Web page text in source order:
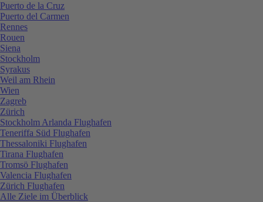
Puerto de la Cruz
Puerto del Carmen
Rennes
Rouen
Siena
Stockholm
Syrakus
Weil am Rhein
Wien
Zagreb
Zürich
Stockholm Arlanda Flughafen
Teneriffa Süd Flughafen
Thessaloniki Flughafen
Tirana Flughafen
Tromsö Flughafen
Valencia Flughafen
Zürich Flughafen
Alle Ziele im Überblick